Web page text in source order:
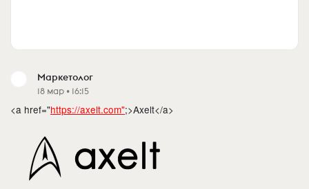
Маркетолог
18 мар • 16:15
<a href="https://axelt.com";>Axelt</a>